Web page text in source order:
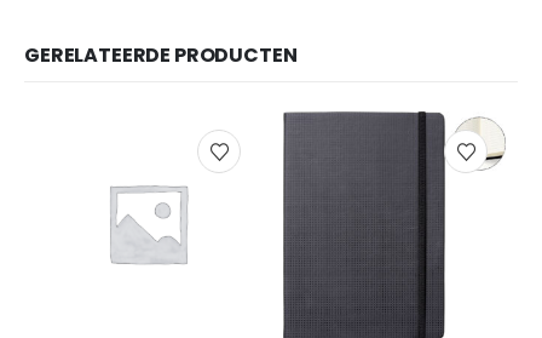
GERELATEERDE PRODUCTEN